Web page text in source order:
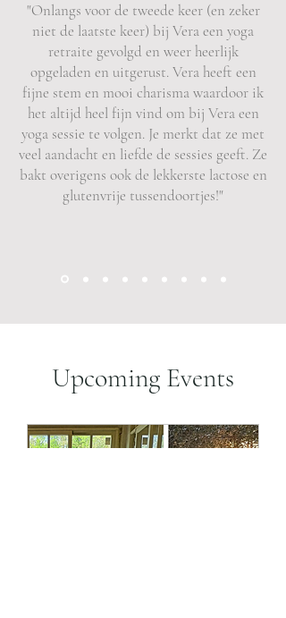
"Onlangs voor de tweede keer (en zeker
niet de laatste keer) bij Vera een yoga
retraite gevolgd en weer heerlijk
opgeladen en uitgerust. Vera heeft een
fijne stem en mooi charisma waardoor ik
het altijd heel fijn vind om bij Vera een
yoga sessie te volgen. Je merkt dat ze met
veel aandacht en liefde de sessies geeft. Ze
bakt overigens ook de lekkerste lactose en
glutenvrije tussendoortjes!"
Upcoming Events